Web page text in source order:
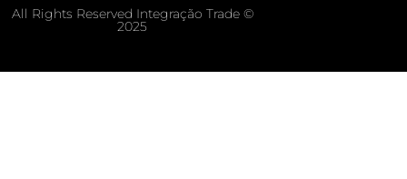
All Rights Reserved Integração Trade ©
2025